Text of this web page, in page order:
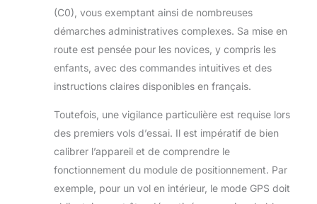
est équipé de 2 batteries
intelligentes offrant jusqu'à 45
minutes d'autonomie. Ses moteurs
sans balais procurent une grande
face au vent. Le fonctionnement
performances stables même par
conditions météorologiques
difficiles. Suiveur Intelligent GPS
Multifonction : Il propose des
automatique, le vol sur trajectoire
(C0), vous exemptant ainsi de nombreuses
démarches administratives complexes. Sa mise en
route est pensée pour les novices, y compris les
enfants, avec des commandes intuitives et des
instructions claires disponibles en français.
Toutefois, une vigilance particulière est requise lors
des premiers vols d’essai. Il est impératif de bien
calibrer l’appareil et de comprendre le
fonctionnement du module de positionnement. Par
exemple, pour un vol en intérieur, le mode GPS doit